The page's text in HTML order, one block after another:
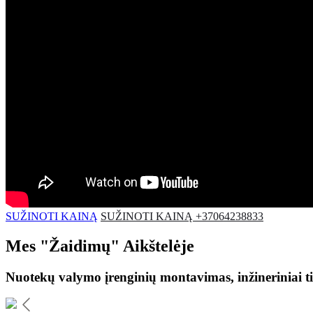
SUŽINOTI KAINĄ SUŽINOTI KAINĄ +37064238833
Mes "Žaidimų" Aikštelėje
Nuotekų valymo įrenginių montavimas, inžineriniai